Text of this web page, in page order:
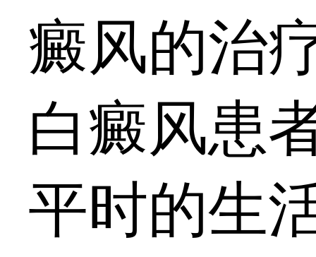
癜风的治
白癜风患
平时的生